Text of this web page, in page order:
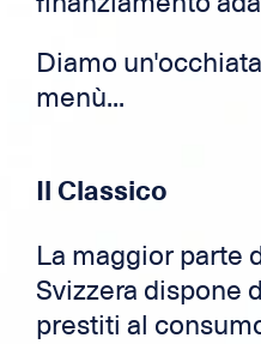
Diamo
menù...
Il Classico
La maggior parte
Svizzera dispone
prestiti al